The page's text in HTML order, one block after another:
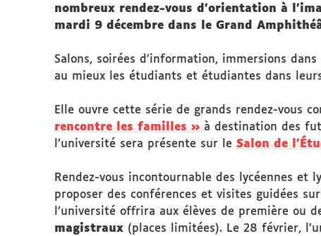
nombreux rendez-vous d’orientation à
mardi 9 décembre dans le Grand
Salons, soirées d’information, immersions
au mieux les étudiants et étudiantes dans
Elle ouvre cette série de grands rendez-vous
rencontre les familles » à destination des
l’université sera présente sur le Salon de
Rendez-vous incontournable des lycéennes et
proposer des conférences et visites guidées
l’université offrira aux élèves de première ou
magistraux (places limitées). Le 28 février,